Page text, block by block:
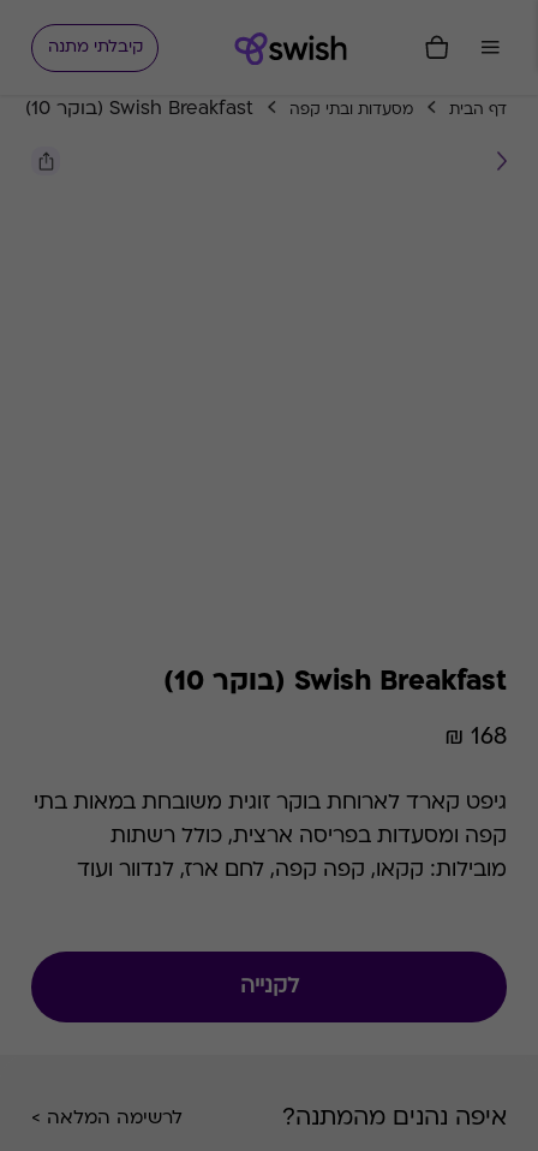
קיבלתי מתנה
דף הבית מסעדות ובתי קפה Swish Breakfast (בוקר 10)
Swish Breakfast (בוקר 10)
168 ₪
גיפט קארד לארוחת בוקר זוגית משובחת במאות בתי
קפה ומסעדות בפריסה ארצית, כולל רשתות
מובילות: קקאו, קפה קפה, לחם ארז, לנדוור ועוד
התנאים ו/או המצגים ו/או רשימת הרשתות וכו'.
לקנייה
איפה נהנים מהמתנה? לרשימה המלאה >